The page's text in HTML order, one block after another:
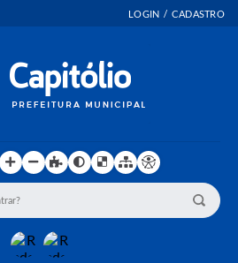
LOGIN / CADASTRO